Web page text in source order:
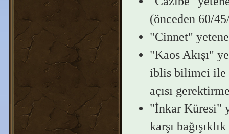
(önceden 60/
"Cinnet"
"Kaos Akışı"
iblis bilimci ile
açısı
"İnkar Küresi"
karşı